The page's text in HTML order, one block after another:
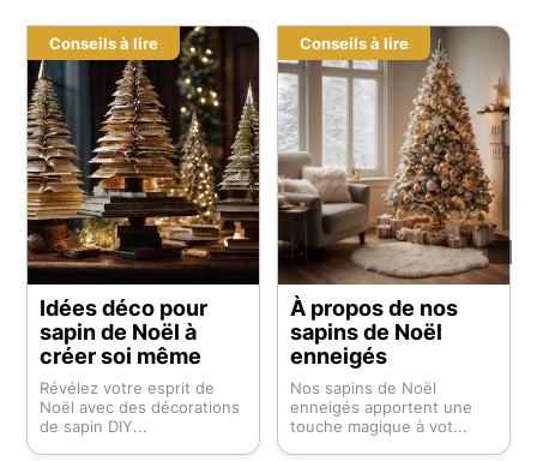
Conseils à lire
Idées déco pour
sapin de Noël à
créer soi même
Révélez votre esprit de
Noël avec des décorations
de sapin DIY...
Conseils à lire
À propos de nos
sapins de Noël
enneigés
Nos sapins de Noël
enneigés apportent une
touche magique à vot...